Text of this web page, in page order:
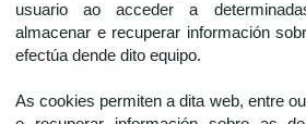
usuario ao acceder a
almacenar e recuperar información
efectúa dende dito equipo.
As cookies permiten a dita web, entre